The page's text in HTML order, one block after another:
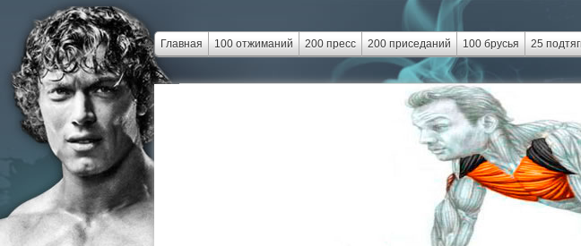
25
100 брусья
200 приседаний
200 пресс
100 отжиманий
Главная